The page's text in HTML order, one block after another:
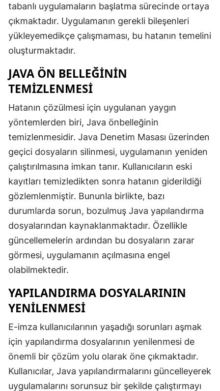
tabanlı uygulamaların başlatma sürecinde ortaya
çıkmaktadır. Uygulamanın gerekli bileşenleri
yükleyemedikçe çalışmaması, bu hatanın temelini
oluşturmaktadır.
JAVA ÖN BELLEĞININ
TEMIZLENMESI
Hatanın çözülmesi için uygulanan yaygın
yöntemlerden biri, Java önbelleğinin
temizlenmesidir. Java Denetim Masası üzerinden
geçici dosyaların silinmesi, uygulamanın yeniden
çalıştırılmasına imkan tanır. Kullanıcıların eski
kayıtları temizledikten sonra hatanın giderildiği
gözlemlenmiştir. Bununla birlikte, bazı
durumlarda sorun, bozulmuş Java yapılandırma
dosyalarından kaynaklanmaktadır. Özellikle
güncellemelerin ardından bu dosyaların zarar
görmesi, uygulamanın açılmasına engel
olabilmektedir.
YAPILANDIRMA DOSYALARININ
YENILENMESI
E-imza kullanıcılarının yaşadığı sorunları aşmak
için yapılandırma dosyalarının yenilenmesi de
önemli bir çözüm yolu olarak öne çıkmaktadır.
Kullanıcılar, Java yapılandırmalarını güncelleyerek
uygulamalarını sorunsuz bir şekilde çalıştırmayı